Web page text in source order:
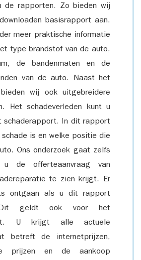
de rapporten. Zo bieden wij
basisrapport aan.
meer praktische informatie
type brandstof van de auto,
de bandenmaten en de
van de auto. Naast het
wij ook uitgebreidere
Het schadeverleden kunt u
schaderapport. In dit rapport
is en welke positie die
Ons onderzoek gaat zelfs
de offerteaanvraag van
te zien krijgt. Er
ontgaan als u dit rapport
Dit geldt ook voor het
U krijgt alle actuele
betreft de internetprijzen,
prijzen en de aankoop